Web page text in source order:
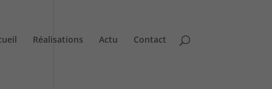
Réalisations Actu Contact